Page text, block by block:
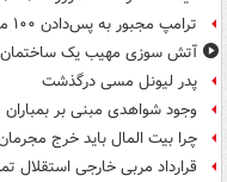
ترامپ مجبور به پس‌دادن ۱۰۰ میلیارد دلار از پول تعرفه‌ها شد
آتش سوزی مهیب یک ساختمان ۱۲ طبقه در جاکارتا
پدر لیونل مسی درگذشت
وجود شواهدی مبنی بر بمباران
چرا بیت المال باید خرج
قرارداد مربی خارجی استقلال